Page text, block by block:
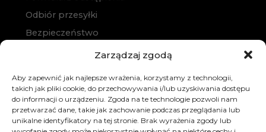
Zarządzaj zgodą
Aby zapewnić jak najlepsze wrażenia, korzystamy z technologii,
takich jak pliki cookie, do przechowywania i/lub uzyskiwania dostępu
do informacji o urządzeniu. Zgoda na te technologie pozwoli nam
przetwarzać dane, takie jak zachowanie podczas przeglądania lub
unikalne identyfikatory na tej stronie. Brak wyrażenia zgody lub
Odbiór przesyłki
Bezpieczeństwo
Polityka prywatności
Zakup na raty
Kontakt